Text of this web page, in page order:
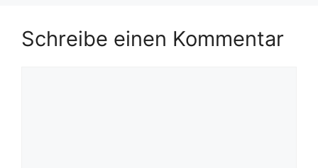
Schreibe einen Kommentar